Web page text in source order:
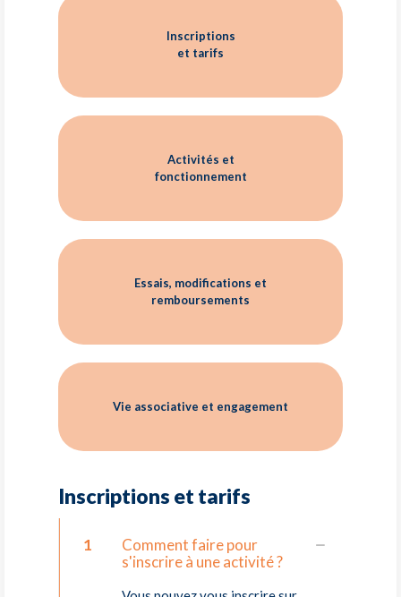
Inscriptions
et tarifs
Activités et
fonctionnement
Essais, modifications et
remboursements
Vie associative et engagement
Inscriptions et tarifs
1
Comment faire pour
s'inscrire à une activité ?